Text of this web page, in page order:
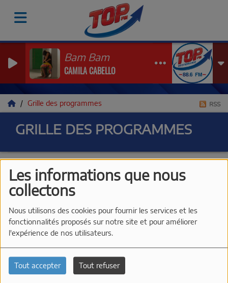
Les informations que nous
collectons
Nous utilisons des cookies pour fournir les services et les
fonctionnalités proposés sur notre site et pour améliorer
l'expérience de nos utilisateurs.
Tout accepter Tout refuser
Bam Bam
CAMILA CABELLO
Grille des programmes
GRILLE DES PROGRAMMES
RSS
Tous Lu Ma Sa
UN JOUR EN
PROVENCE
12:00